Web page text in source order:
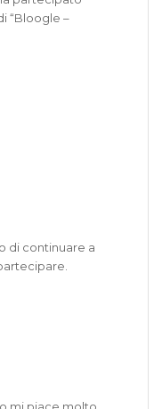
“Bloogle –
di continuare a